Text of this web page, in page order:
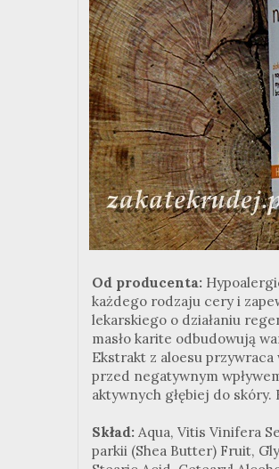
Od producenta:
każdego rodzaju cery i
lekarskiego o działaniu
masło karite odbudowują
Ekstrakt z aloesu
przed negatywnym
aktywnych głębiej do
Skład: Aqua, Vitis Vinifera
parkii (Shea Butter) Fruit,